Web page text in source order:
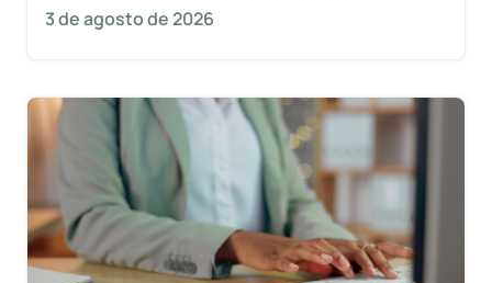
3 de agosto de 2026